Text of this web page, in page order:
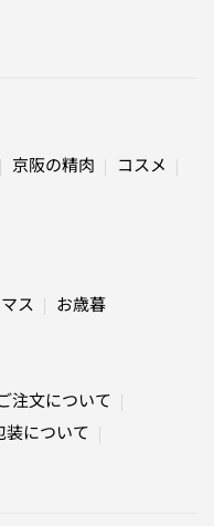
京阪の精肉
コスメ
ス お歳暮
注文について
装について